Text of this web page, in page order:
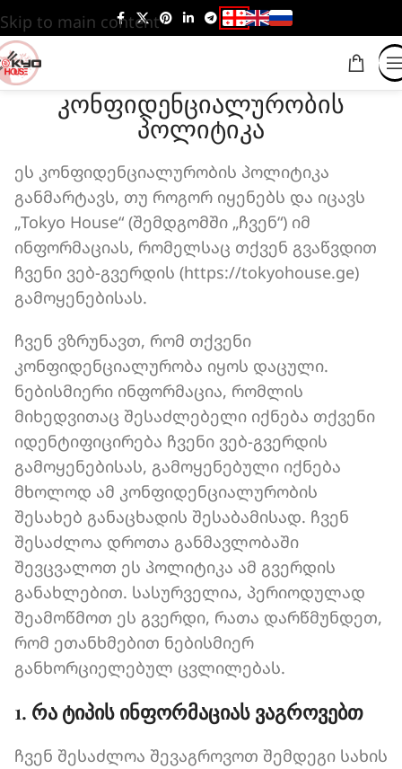
Skip to main content
ᲙᲝᲜᲤᲘᲓᲔᲜᲪᲘᲐᲚᲣᲠᲝᲑᲘᲡ
ᲞᲝᲚᲘᲢᲘᲙᲐ
ეს კონფიდენციალურობის პოლიტიკა
განმარტავს, თუ როგორ იყენებს და იცავს
„Tokyo House“ (შემდგომში „ჩვენ“) იმ
ინფორმაციას, რომელსაც თქვენ გვაწვდით
ჩვენი ვებ-გვერდის (https://tokyohouse.ge)
გამოყენებისას.
ჩვენ ვზრუნავთ, რომ თქვენი
კონფიდენციალურობა იყოს დაცული.
ნებისმიერი ინფორმაცია, რომლის
მიხედვითაც შესაძლებელი იქნება თქვენი
იდენტიფიცირება ჩვენი ვებ-გვერდის
გამოყენებისას, გამოყენებული იქნება
მხოლოდ ამ კონფიდენციალურობის
შესახებ განაცხადის შესაბამისად. ჩვენ
შესაძლოა დროთა განმავლობაში
შევცვალოთ ეს პოლიტიკა ამ გვერდის
განახლებით. სასურველია, პერიოდულად
შეამოწმოთ ეს გვერდი, რათა დარწმუნდეთ,
რომ ეთანხმებით ნებისმიერ
განხორციელებულ ცვლილებას.
1. რა ტიპის ინფორმაციას ვაგროვებთ
ჩვენ შესაძლოა შევაგროვოთ შემდეგი სახის